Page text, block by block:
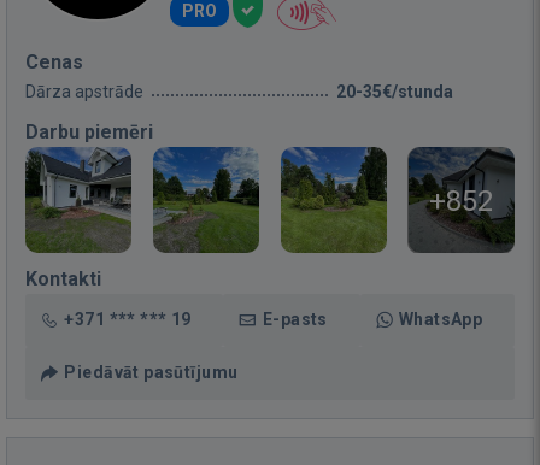
PRO
Cenas
Dārza apstrāde 20-35€/stunda
Darbu piemēri
+852
Kontakti
+371 *** *** 19 E-pasts WhatsApp
Piedāvāt pasūtījumu